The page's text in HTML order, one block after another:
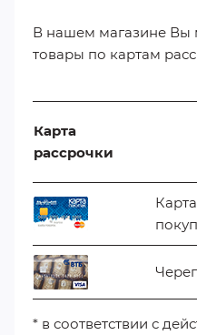
В нашем магазине Вы
товары по картам
Карта
рассрочки
Карта
* в соответствии с